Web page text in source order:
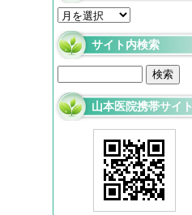
サイト内検索
山本医院携帯サイト